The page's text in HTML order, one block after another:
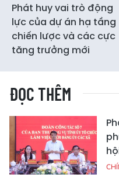
Phát huy vai trò động
lực của dự án hạ tầng
chiến lược và các cực
tăng trưởng mới
ĐỌC THÊM